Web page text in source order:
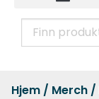
Hjem / Merch /